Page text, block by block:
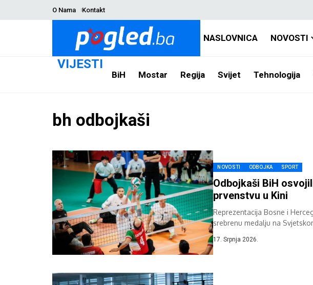
O Nama Kontakt
NASLOVNICA NOVOSTI
VIJESTI
BiH Mostar Regija Svijet Tehnologija
bh odbojkaši
NOVOSTI ODBOJKA SPORT
Odbojkaši BiH
prvenstvu u Kini
Reprezentacija Bosne i
srebrenu medalju na
17. Srpnja 2026.